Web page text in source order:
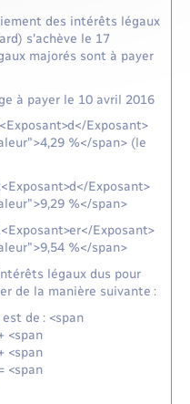
des intérêts légaux
s'achève le 17
majorés sont à payer
à payer le 10 avril 2016
Exposant>
%</span> (le
Exposant>
%</span>
Exposant>
%</span>
légaux dus pour
de la manière suivante :
de : <span
<span
<span
<span